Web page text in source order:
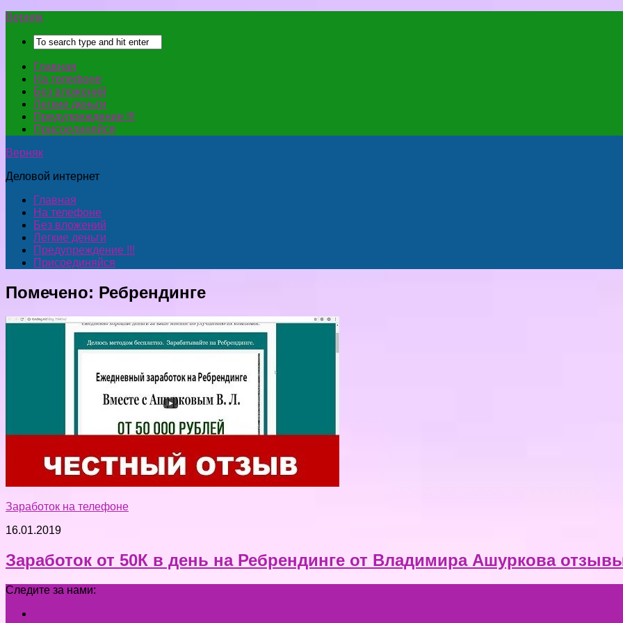
Верняк
Главная
На телефоне
Без вложений
Легкие деньги
Предупреждение !!!
Присоединяйся
Верняк
Деловой интернет
Главная
На телефоне
Без вложений
Легкие деньги
Предупреждение !!!
Присоединяйся
Помечено: Ребрендинге
Заработок на телефоне
16.01.2019
Заработок от 50К в день на Ребрендинге от Владимира Ашуркова
Следите за нами: